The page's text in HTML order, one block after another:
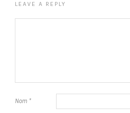
LEAVE A REPLY
Nom *